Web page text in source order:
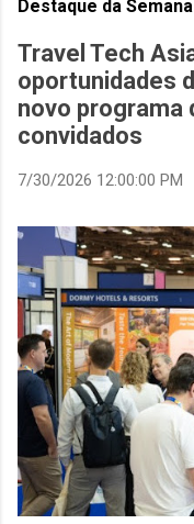
Destaque da Semana
Travel Tech
oportunidades
novo programa
convidados
7/30/2026 12:00:00 PM